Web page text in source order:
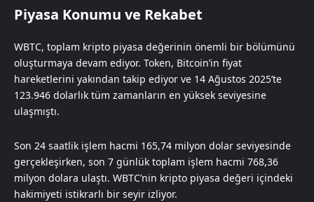
Piyasa Konumu ve Rekabet
WBTC, toplam kripto piyasa değerinin önemli bir bölümünü
oluşturmaya devam ediyor. Token, Bitcoin’in fiyat
hareketlerini yakından takip ediyor ve 14 Ağustos 2025’te
123.946 dolarlık tüm zamanların en yüksek seviyesine
ulaşmıştı.
Son 24 saatlik işlem hacmi 165,74 milyon dolar seviyesinde
gerçekleşirken, son 7 günlük toplam işlem hacmi 768,36
milyon dolara ulaştı. WBTC’nin kripto piyasa değeri içindeki
hakimiyeti istikrarlı bir seyir izliyor.